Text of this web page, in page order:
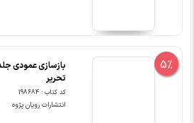
5%
تحریر
کد کتاب : 198684
انتشارات رویان پژوه